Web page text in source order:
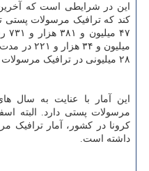
این در شرایطی است که
کند که ترافیک مرسولات پستی
میلیون و
۲۸ میلیونی در ترافیک مرسولات روبرو شده است.
این آمار با عنایت به سال
مرسولات پستی دارد. البته
کرونا در کشور، آمار ترافیک
داشته است.